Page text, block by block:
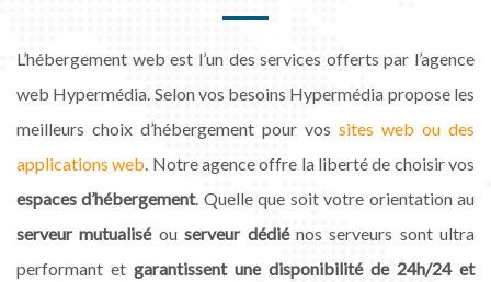
L’hébergement web est l’un des services offerts par l’agence
web Hypermédia. Selon vos besoins Hypermédia propose les
meilleurs choix d’hébergement pour vos sites web ou des
applications web. Notre agence offre la liberté de choisir vos
espaces d’hébergement. Quelle que soit votre orientation au
serveur mutualiséouserveur dédié nos serveurs sont ultra
performant et garantissent une disponibilité de 24h/24 et